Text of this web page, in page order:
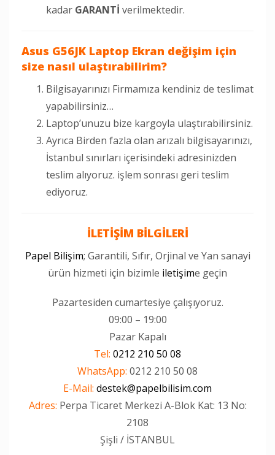
kadar GARANTİ verilmektedir.
Asus G56JK Laptop Ekran değişim için
size nasıl ulaştırabilirim?
Bilgisayarınızı Firmamıza kendiniz de teslimat
yapabilirsiniz…
Laptop’unuzu bize kargoyla ulaştırabilirsiniz.
Ayrıca Birden fazla olan arızalı bilgisayarınızı,
İstanbul sınırları içerisindeki adresinizden
teslim alıyoruz. işlem sonrası geri teslim
ediyoruz.
İLETİŞİM BİLGİLERİ
Papel Bilişim; Garantili, Sıfır, Orjinal ve Yan sanayi
ürün hizmeti için bizimle iletişime geçin
Pazartesiden cumartesiye çalışıyoruz.
09:00 – 19:00
Pazar Kapalı
Tel: 0212 210 50 08
WhatsApp: 0212 210 50 08
E-Mail: destek@papelbilisim.com
Adres: Perpa Ticaret Merkezi A-Blok Kat: 13 No:
2108
Şişli / İSTANBUL